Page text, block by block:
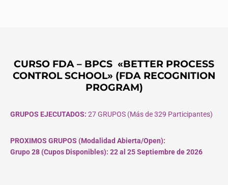
CURSO FDA – BPCS «BETTER PROCESS
CONTROL SCHOOL» (FDA RECOGNITION
PROGRAM)
GRUPOS EJECUTADOS: 27 GRUPOS (Más de 329 Participantes)
PROXIMOS GRUPOS (Modalidad Abierta/Open):
Grupo 28 (Cupos Disponibles): 22 al 25 Septiembre de 2026